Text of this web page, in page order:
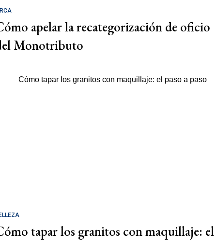
apelar la recategorización de oficio
Monotributo
tapar los granitos con maquillaje: el